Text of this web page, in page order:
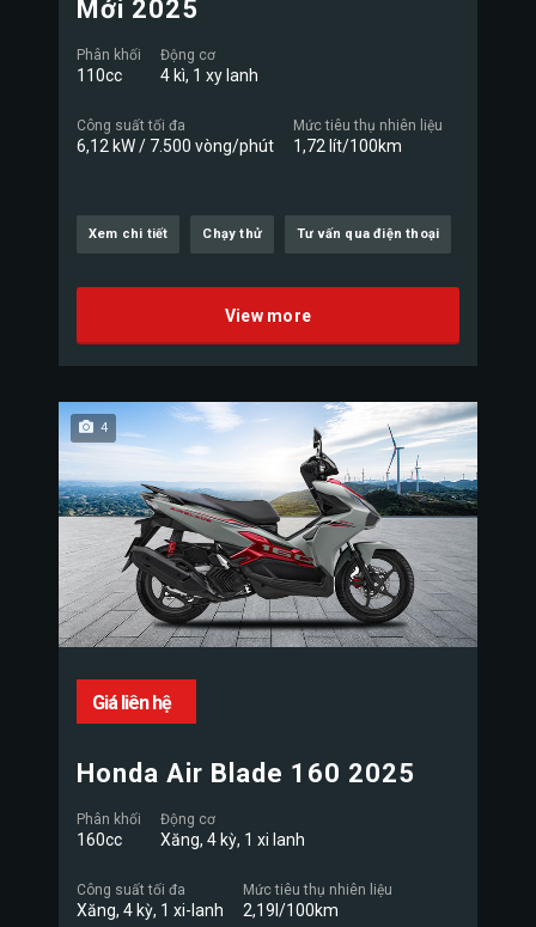
Mới 2025
Phân khối
110cc
Động cơ
4 kì, 1 xy lanh
Công suất tối đa
6,12 kW / 7.500 vòng/phút
Mức tiêu thụ nhiên liệu
1,72 lít/100km
Xem chi tiết Chạy thử Tư vấn qua điện thoại
View more
4
Giá liên hệ
Honda Air Blade 160 2025
Phân khối
160cc
Động cơ
Xăng, 4 kỳ, 1 xi lanh
Công suất tối đa
Xăng, 4 kỳ, 1 xi-lanh
Mức tiêu thụ nhiên liệu
2,19l/100km